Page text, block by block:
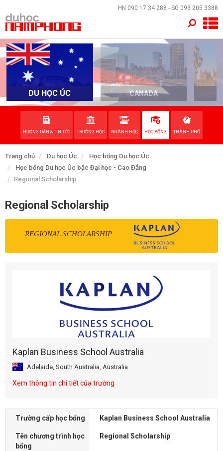
HN 090 17 34 288 - SG 093 205 3388
DU HỌC ÚC CANADA
HƯỚNG DẪN & TIN TỨC TRƯỜNG HỌC NGÀNH HỌC HỌC BỔNG THÀNH PHỐ
Trang chủ Du học Úc
Học bổng Du học Úc
Học bổng Du học Úc bậc Đại học - Cao Đẳng
Regional Scholarship
Regional Scholarship
REGIONAL SCHOLARSHIP
Kaplan Business School Australia
Adelaide, South Australia, Australia
Xem thông tin chi tiết của trường
Trường cấp học bổng Kaplan Business School Australia
Tên chương trình học
bổng
Regional Scholarship
×
TRANG CHỦ
QUỐC GIA
EVENTS
VỀ NAM PHONG
LIÊN HỆ